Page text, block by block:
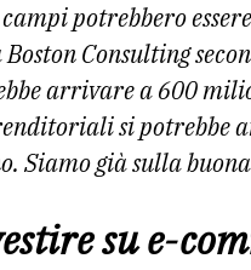
potrebbero
Consulting
arrivare a 600
si potrebbe
Siamo già sulla
su e-